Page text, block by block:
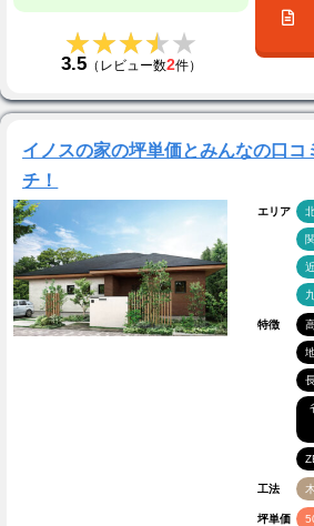
★★★★★
★★★★★
3.5（レビュー数2件）
イノスの家の坪単価とみんなの口コ
チ！
エリア
特徴
工法
坪単価